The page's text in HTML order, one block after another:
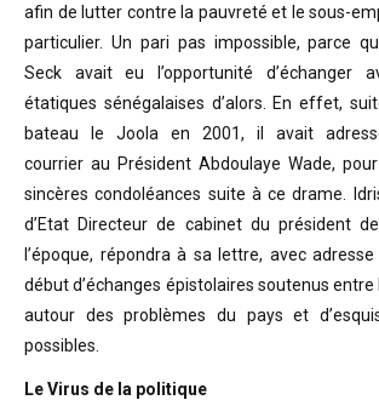
afin de lutter contre la pauvreté et le sous-
particulier. Un pari pas impossible, parce
Seck avait eu l’opportunité d’échanger
étatiques sénégalaises d’alors. En effet,
bateau le Joola en 2001, il avait
courrier au Président Abdoulaye Wade,
sincères condoléances suite à ce drame.
d’Etat Directeur de cabinet du président de
l’époque, répondra à sa lettre, avec adresse
début d’échanges épistolaires soutenus
autour des problèmes du pays et
possibles.
Le Virus de la politique